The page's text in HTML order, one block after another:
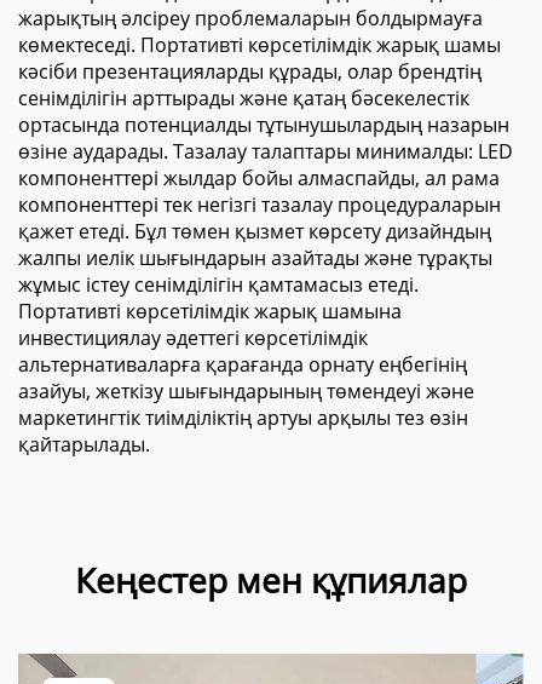
жарықтың әлсіреу проблемаларын болдырмауға
көмектеседі. Портативті көрсетілімдік жарық шамы
кәсіби презентацияларды құрады, олар брендтің
сенімділігін арттырады және қатаң бәсекелестік
ортасында потенциалды тұтынушылардың назарын
өзіне аударады. Тазалау талаптары минималды: LED
компоненттері жылдар бойы алмаспайды, ал рама
компоненттері тек негізгі тазалау процедураларын
қажет етеді. Бұл төмен қызмет көрсету дизайндың
жалпы иелік шығындарын азайтады және тұрақты
жұмыс істеу сенімділігін қамтамасыз етеді.
Портативті көрсетілімдік жарық шамына
инвестициялау әдеттегі көрсетілімдік
альтернативаларға қарағанда орнату еңбегінің
азайуы, жеткізу шығындарының төмендеуі және
маркетингтік тиімділіктің артуы арқылы тез өзін
қайтарылады.
Кеңестер мен құпиялар